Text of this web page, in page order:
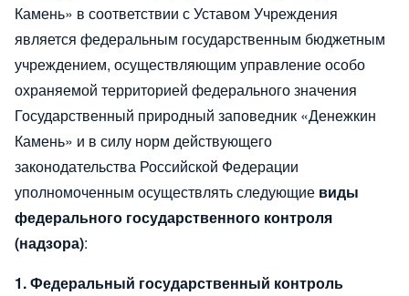
Камень» в соответствии с Уставом Учреждения
является федеральным государственным бюджетным
учреждением, осуществляющим управление особо
охраняемой территорией федерального значения
Государственный природный заповедник «Денежкин
Камень» и в силу норм действующего
законодательства Российской Федерации
уполномоченным осуществлять следующие виды
федерального государственного контроля
(надзора):
1. Федеральный государственный контроль